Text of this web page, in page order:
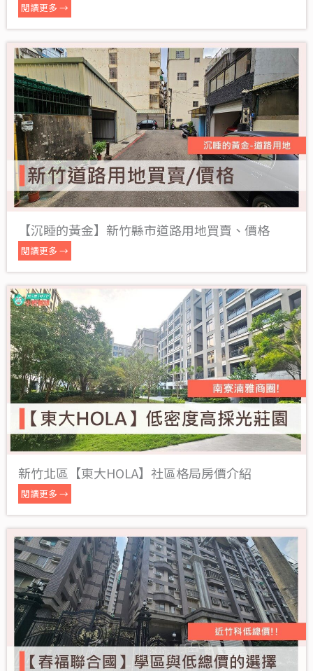
閱讀更多 →
【沉睡的黃金】新竹縣市道路用地買賣、價格
閱讀更多 →
新竹北區【東大HOLA】社區格局房價介紹
閱讀更多 →